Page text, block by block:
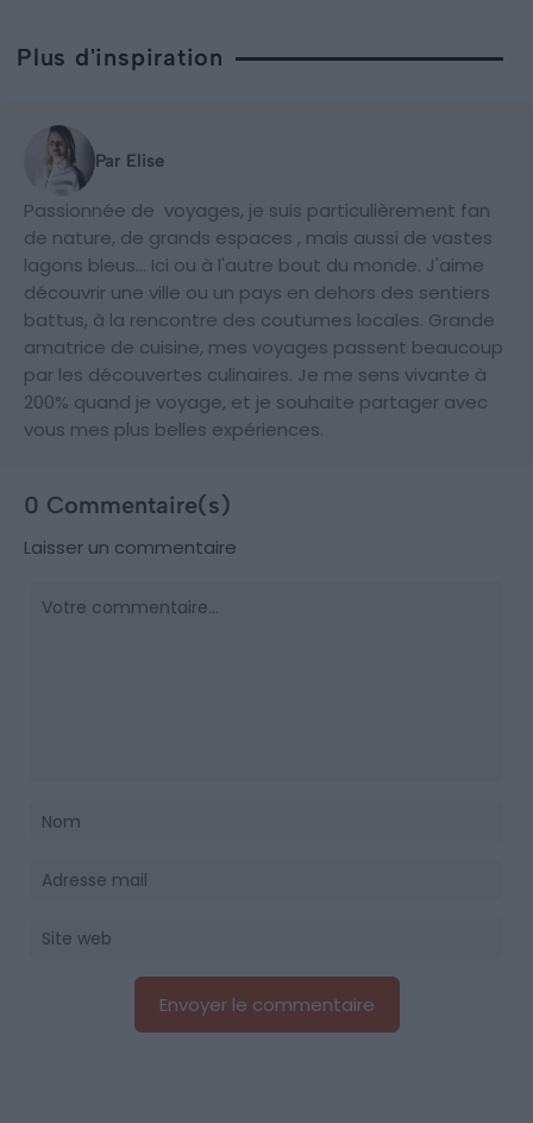
Plus d'inspiration
Par Elise
Passionnée de voyages, je suis particulièrement fan
de nature, de grands espaces , mais aussi de vastes
lagons bleus... Ici ou à l'autre bout du monde. J'aime
découvrir une ville ou un pays en dehors des sentiers
battus, à la rencontre des coutumes locales. Grande
amatrice de cuisine, mes voyages passent beaucoup
par les découvertes culinaires. Je me sens vivante à
200% quand je voyage, et je souhaite partager avec
vous mes plus belles expériences.
0 Commentaire(s)
Laisser un commentaire